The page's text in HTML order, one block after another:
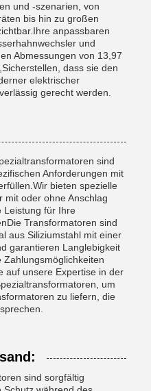
und -szenarien, von
bis hin zu großen
anpassbaren
und
Abmessungen von 13,97
dass sie den
elektrischer
gerecht werden.
sind
Anforderungen mit
bieten spezielle
mit oder ohne Anschlag
Leistung für Ihre
Transformatoren sind
aus Siliziumstahl mit einer
garantieren Langlebigkeit
Zahlungsmöglichkeiten
auf unsere Expertise in der
um
zu liefern, die
sind sorgfältig